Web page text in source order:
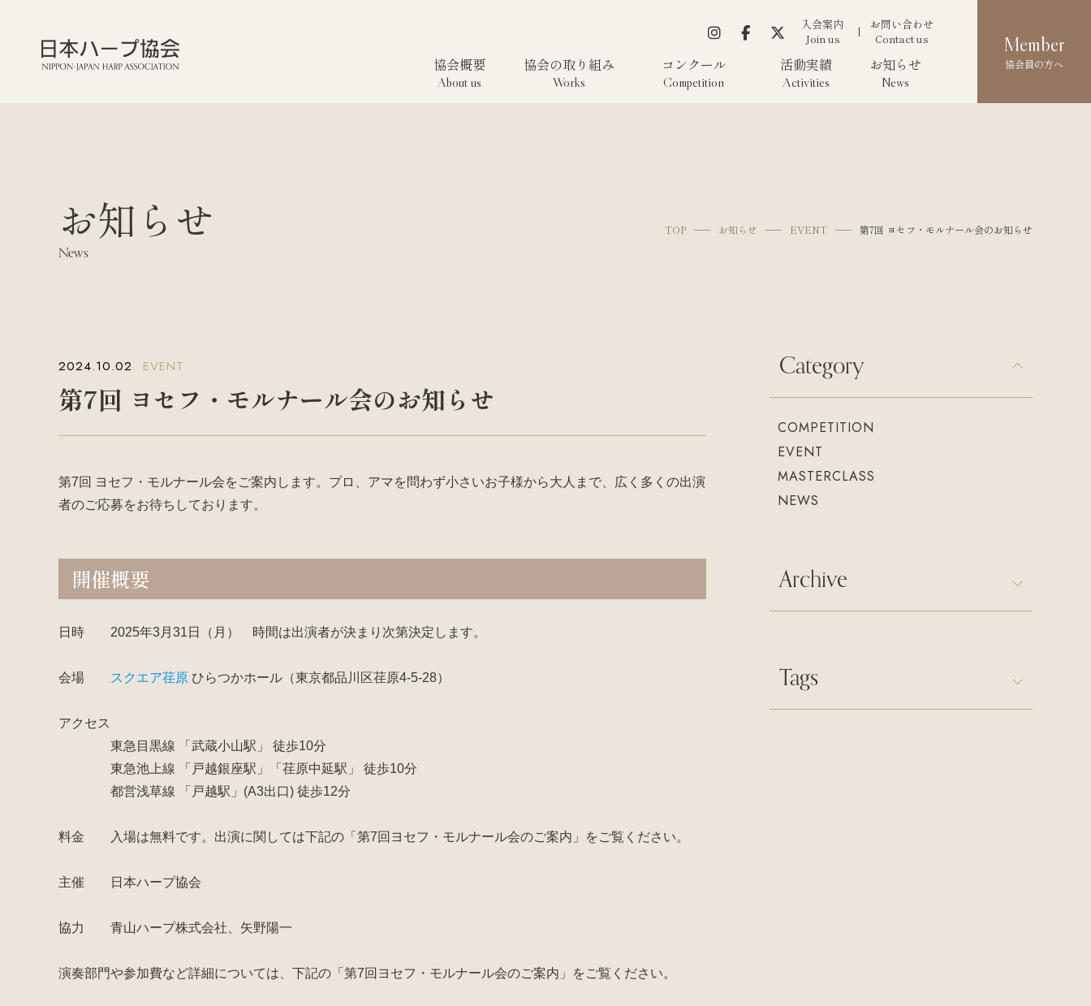
入会案内
Join us
お問い合わせ
Contact us
協会概要
About us
協会の取り組み
Works
コンクール
Competition
活動実績
Activities
お知らせ
News
Member
協会員の方へ
お知らせ
News
TOP お知らせ EVENT 第7回 ヨセフ・モルナール会のお知らせ
2024.10.02 EVENT
第7回 ヨセフ・モルナール会のお知らせ
第7回 ヨセフ・モルナール会をご案内します。プロ、アマを問わず小さいお子様から大人まで、広く多くの出演
者のご応募をお待ちしております。
開催概要
日時 2025年3月31日（月） 時間は出演者が決まり次第決定します。
会場 スクエア荏原 ひらつかホール（東京都品川区荏原4-5-28）
アクセス
東急目黒線 「武蔵小山駅」 徒歩10分
東急池上線 「戸越銀座駅」「荏原中延駅」 徒歩10分
都営浅草線 「戸越駅」(A3出口) 徒歩12分
料金 入場は無料です。出演に関しては下記の「第7回ヨセフ・モルナール会のご案内」をご覧ください。
主催 日本ハープ協会
協力 青山ハープ株式会社、矢野陽一
演奏部門や参加費など詳細については、下記の「第7回ヨセフ・モルナール会のご案内」をご覧ください。
Category
COMPETITION
EVENT
MASTERCLASS
NEWS
Archive
Tags